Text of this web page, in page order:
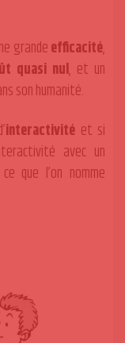
grandeefficacité,
quasi nul, et un
son humanité.
interactivité et si
avec un
que l’on nomme